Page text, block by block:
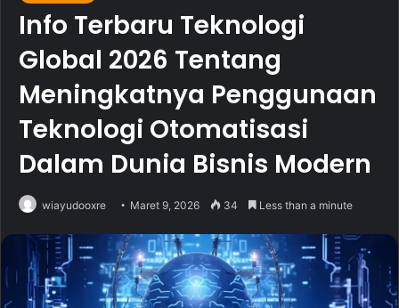
Info Terbaru Teknologi
Global 2026 Tentang
Meningkatnya Penggunaan
Teknologi Otomatisasi
Dalam Dunia Bisnis Modern
wiayudooxre Maret 9, 2026 34 Less than a minute